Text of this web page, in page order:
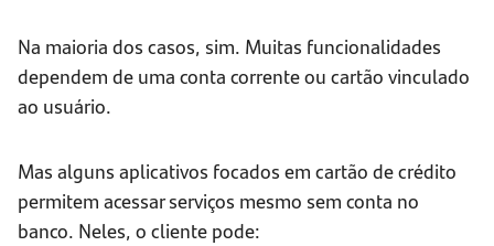
Na maioria dos casos, sim. Muitas funcionalidades
dependem de uma conta corrente ou cartão vinculado
ao usuário.
Mas alguns aplicativos focados em cartão de crédito
permitem acessar serviços mesmo sem conta no
banco. Neles, o cliente pode: